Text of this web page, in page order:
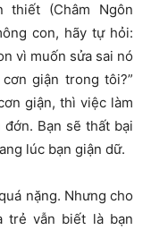
thiết (Châm Ngôn
con, hãy tự hỏi:
vì muốn sửa sai nó
giận trong tôi?”
giận, thì việc làm
Bạn sẽ thất bại
lúc bạn giận dữ.
nặng. Nhưng cho
trẻ vẫn biết là bạn